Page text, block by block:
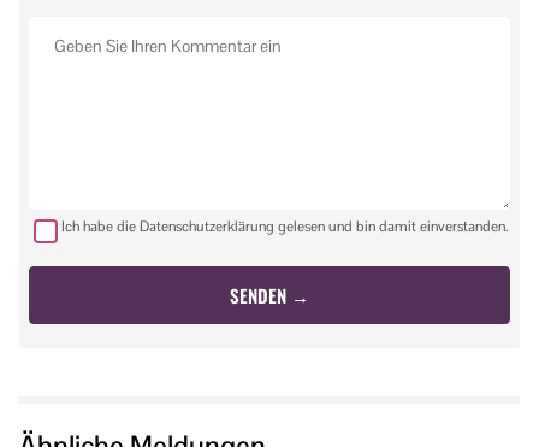
Ich habe die Datenschutzerklärung gelesen und bin damit einverstanden.